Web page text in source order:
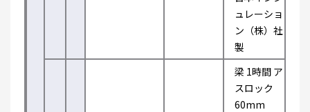
ュレーショ
ン（株）社
製
梁 1時間 ア
スロック
60mm